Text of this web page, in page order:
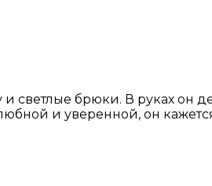
светлые брюки. В руках он
и уверенной, он